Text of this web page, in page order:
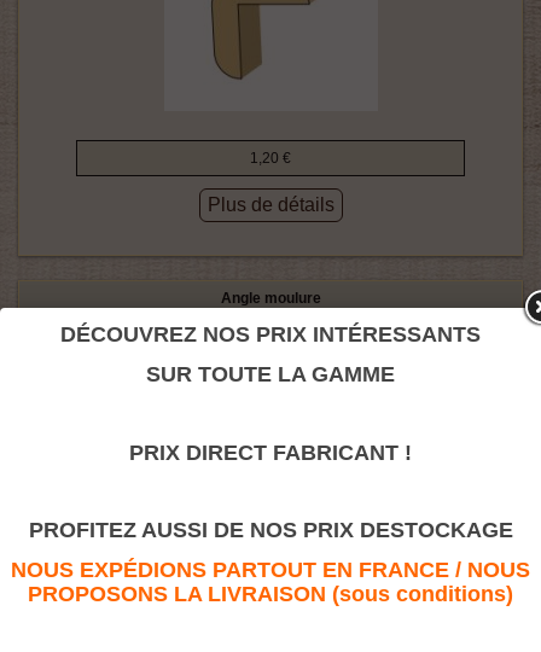
1,20 €
Plus de détails
Angle moulure
Promo
1,40 €
DÉCOUVREZ NOS PRIX INTÉRESSANTS
SUR TOUTE LA GAMME
PRIX DIRECT FABRICANT !
PROFITEZ AUSSI DE NOS PRIX DESTOCKAGE
NOUS EXPÉDIONS PARTOUT EN FRANCE / NOUS
PROPOSONS LA LIVRAISON (sous conditions)